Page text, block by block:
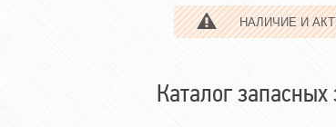
НАЛИЧИЕ И
Каталог